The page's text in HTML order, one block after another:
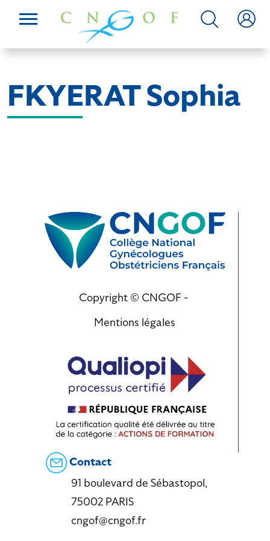
FKYERAT Sophia
Copyright © CNGOF -
Mentions légales
Contact
91 boulevard de Sébastopol,
75002 PARIS
cngof@cngof.fr